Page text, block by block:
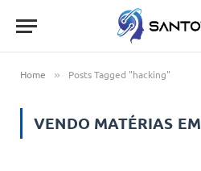
Home » Posts Tagged "hacking"
VENDO MATÉRIAS EM